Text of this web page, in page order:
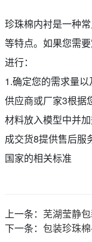
珍珠棉内衬是一种
等特点。如果您需
进行：
1.确定您的需求量
供应商或厂家3根据
材料放入模型中并
成交货8提供售后服
国家的相关标准
上一条： 芜湖莹静
下一条： 包装珍珠